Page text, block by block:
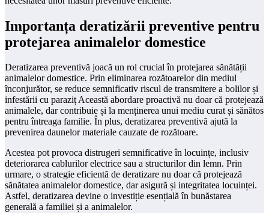
Importanța deratizării preventive pentru
protejarea animalelor domestice
Deratizarea preventivă joacă un rol crucial în protejarea sănătății
animalelor domestice. Prin eliminarea rozătoarelor din mediul
înconjurător, se reduce semnificativ riscul de transmitere a bolilor și
infestării cu paraziț Această abordare proactivă nu doar că protejează
animalele, dar contribuie și la menținerea unui mediu curat și sănătos
pentru întreaga familie. În plus, deratizarea preventivă ajută la
prevenirea daunelor materiale cauzate de rozătoare.
Acestea pot provoca distrugeri semnificative în locuințe, inclusiv
deteriorarea cablurilor electrice sau a structurilor din lemn. Prin
urmare, o strategie eficientă de deratizare nu doar că protejează
sănătatea animalelor domestice, dar asigură și integritatea locuinței.
Astfel, deratizarea devine o investiție esențială în bunăstarea
generală a familiei și a animalelor.